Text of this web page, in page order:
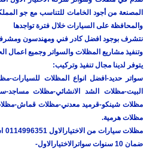
المصنعة من أجود الخامات للتناسب مع جو
والمحافظة على السيارات خلال فترة تواجدها
نتشرف بوجود افضل كادر فني ومهندسون
وتنفيذ مشاريع المظلات والسواتر وجميع اعمال
يتوفر لدينا مجال تنفيذ وتركيب:
سواتر حديد-افضل انواع المظلات
البيت-مظلات الشد الانشائي-مظلات مساجد-
مظلات شينكو-قرميد معدني-مظلات قماش-
مظلات هرمية.
ضمان 10 سنوات سواترالاختيارالاول-